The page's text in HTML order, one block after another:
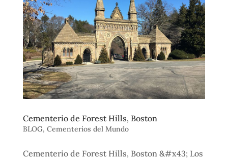
Cementerio de Forest Hills, Boston
BLOG, Cementerios del Mundo
Cementerio de Forest Hills, Boston &#x43; Los